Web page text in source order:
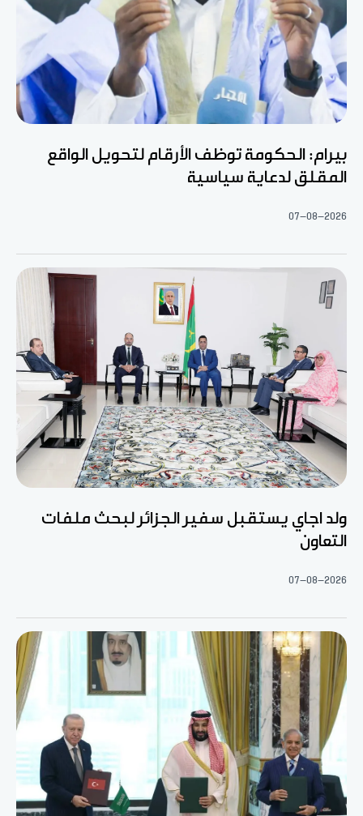
بيرام: الحكومة توظف الأرقام لتحويل الواقع
المقلق لدعاية سياسية
07-08-2026
ولد اجاي يستقبل سفير الجزائر لبحث ملفات
التعاون
07-08-2026